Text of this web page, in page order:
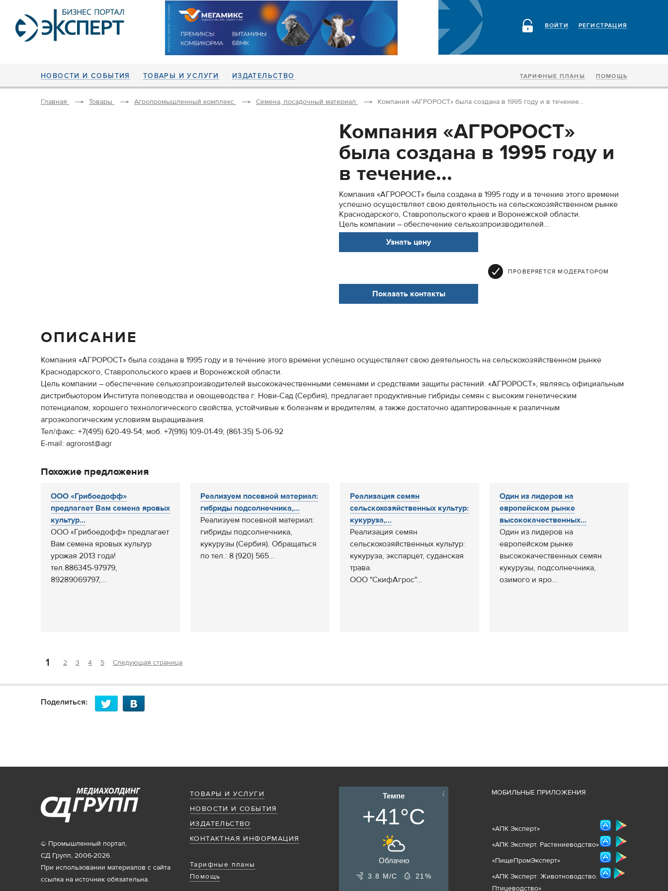
РЕГИСТРАЦИЯ
ВОЙТИ
НОВОСТИ И СОБЫТИЯ ТОВАРЫ И УСЛУГИ ИЗДАТЕЛЬСТВО ТАРИФНЫЕ ПЛАНЫ ПОМОЩЬ
Главная Товары Агропромышленный комплекс Семена, посадочный материал Компания «АГРОРОСТ» была создана в 1995 году и в течение...
Компания «АГРОРОСТ»
была создана в 1995 году и
в течение...
Компания «АГРОРОСТ» была создана в 1995 году и в течение этого времени
успешно осуществляет свою деятельность на сельскохозяйственном рынке
Краснодарского, Ставропольского краев и Воронежской области.
Цель компании – обеспечение сельхозпроизводителей...
Узнать цену
ПРОВЕРЯЕТСЯ МОДЕРАТОРОМ
Показать контакты
ОПИСАНИЕ
Компания «АГРОРОСТ» была создана в 1995 году и в течение этого времени успешно осуществляет свою деятельность на сельскохозяйственном рынке
Краснодарского, Ставропольского краев и Воронежской области.
Цель компании – обеспечение сельхозпроизводителей высококачественными семенами и средствами защиты растений. «АГРОРОСТ», являясь официальным
дистрибьютором Института полеводства и овощеводства г. Нови-Сад (Сербия), предлагает продуктивные гибриды семян с высоким генетическим
потенциалом, хорошего технологического свойства, устойчивые к болезням и вредителям, а также достаточно адаптированные к различным
агроэкологическим условиям выращивания.
Тел/факс: +7(495) 620-49-54; моб. +7(916) 109-01-49; (861-35) 5-06-92
E-mail: agrorost@agr
Похожие предложения
ООО «Грибоедофф»
предлагает Вам семена яровых
культур...
ООО «Грибоедофф» предлагает
Вам семена яровых культур
урожая 2013 года!
тел.886345-97979,
89289069797,...
Реализуем посевной материал:
гибриды подсолнечника,...
Реализуем посевной материал:
гибриды подсолнечника,
кукурузы (Сербия). Обращаться
по тел.: 8 (920) 565...
Реализация семян
сельскохозяйственных культур:
кукуруза,...
Реализация семян
сельскохозяйственных культур:
кукуруза, экспарцет, суданская
трава.
ООО "СкифАгрос"...
Один из лидеров на
европейском рынке
высококачественных...
Один из лидеров на
европейском рынке
высококачественных семян
кукурузы, подсолнечника,
озимого и яро...
1 2 3 4 5 Следующая страница
Поделиться:
ТОВАРЫ И УСЛУГИ
НОВОСТИ И СОБЫТИЯ
ИЗДАТЕЛЬСТВО
КОНТАКТНАЯ ИНФОРМАЦИЯ
Тарифные планы
Помощь
© Промышленный портал,
СД Групп, 2006-2026.
При использовании материалов с сайта
ссылка на источник обязательна.
Темпе
+41°C
Облачно
3.8 М/С 21%
МОБИЛЬНЫЕ ПРИЛОЖЕНИЯ
«АПК Эксперт»
«АПК Эксперт. Растениеводство»
«ПищеПромЭксперт»
«АПК Эксперт: Животноводство.
Птицеводство»